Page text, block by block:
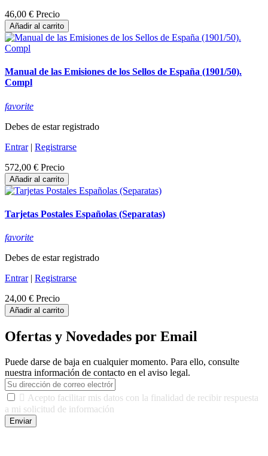
46,00 € Precio
Añadir al carrito
Manual de las Emisiones de los Sellos de España (1901/50).
Compl
favorite
Debes de estar registrado
Entrar| Registrarse
572,00 € Precio
Añadir al carrito
Tarjetas Postales Españolas (Separatas)
favorite
Debes de estar registrado
Entrar| Registrarse
24,00 € Precio
Añadir al carrito
Ofertas y Novedades por Email
Puede darse de baja en cualquier momento. Para ello, consulte
nuestra información de contacto en el aviso legal.
 Acepto facilitar mis datos con la finalidad de recibir respuesta
a mi solicitud de información
Enviar